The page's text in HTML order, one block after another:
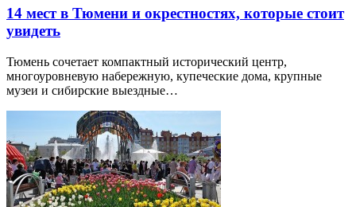
14 мест в Тюмени и окрестностях, которые стоит
увидеть
Тюмень сочетает компактный исторический центр,
многоуровневую набережную, купеческие дома, крупные
музеи и сибирские выездные…